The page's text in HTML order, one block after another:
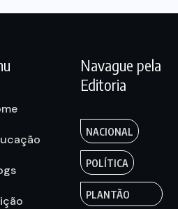
Navague pela
Editoria
NACIONAL
POLÍTICA
PLANTÃO